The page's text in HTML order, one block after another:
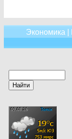
Экономика